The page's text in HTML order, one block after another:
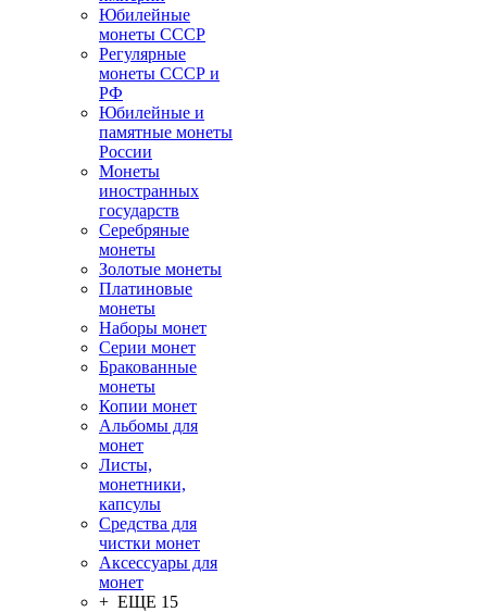
Юбилейные
монеты СССР
Регулярные
монеты СССР и
РФ
Юбилейные и
памятные монеты
России
Монеты
иностранных
государств
Серебряные
монеты
Золотые монеты
Платиновые
монеты
Наборы монет
Серии монет
Бракованные
монеты
Копии монет
Альбомы для
монет
Листы,
монетники,
капсулы
Средства для
чистки монет
Аксессуары для
монет
+ ЕЩЕ 15